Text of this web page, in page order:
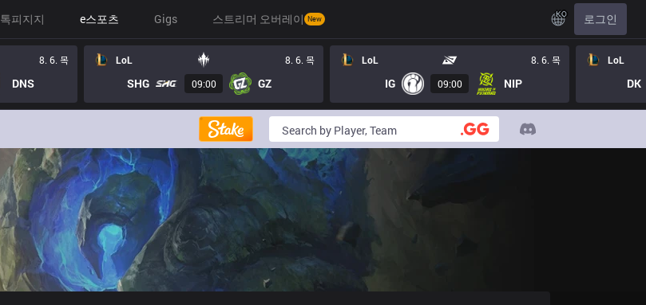
톡피지지 e스포츠 Gigs 스트리머 오버레이 New KO 로그인
8. 6. 목
DNS
LoL 8. 6. 목
SHG 09:00 GZ
LoL 8. 6. 목
IG 09:00 NIP
LoL
DK